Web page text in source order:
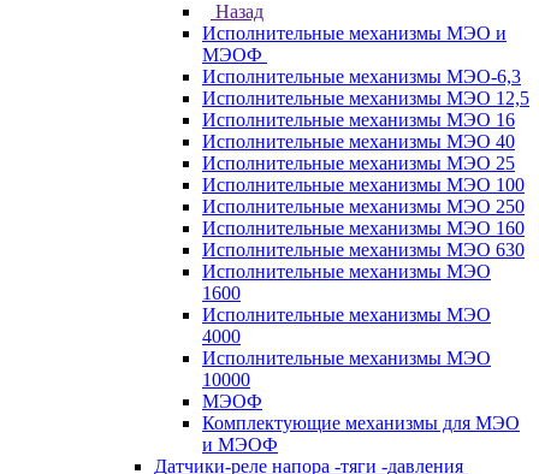
Назад
Исполнительные механизмы МЭО и
МЭОФ
Исполнительные механизмы МЭО-6,3
Исполнительные механизмы МЭО 12,5
Исполнительные механизмы МЭО 16
Исполнительные механизмы МЭО 40
Исполнительные механизмы МЭО 25
Исполнительные механизмы МЭО 100
Исполнительные механизмы МЭО 250
Исполнительные механизмы МЭО 160
Исполнительные механизмы МЭО 630
Исполнительные механизмы МЭО
1600
Исполнительные механизмы МЭО
4000
Исполнительные механизмы МЭО
10000
МЭОФ
Комплектующие механизмы для МЭО
и МЭОФ
Датчики-реле напора -тяги -давления